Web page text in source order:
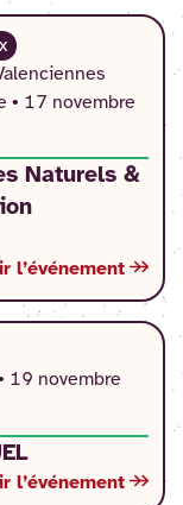
• 17 novembre
Naturels &
l’événement
19 novembre
l’événement